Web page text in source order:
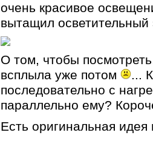
очень красивое
вытащил
О том, чтобы
всплыла уже потом
...
последовательно с
параллельно ему?
Есть оригинальная